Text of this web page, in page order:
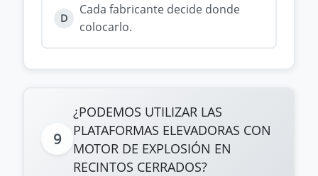
D
Cada fabricante decide donde
colocarlo.
9
¿PODEMOS UTILIZAR LAS
PLATAFORMAS ELEVADORAS CON
MOTOR DE EXPLOSIÓN EN
RECINTOS CERRADOS?